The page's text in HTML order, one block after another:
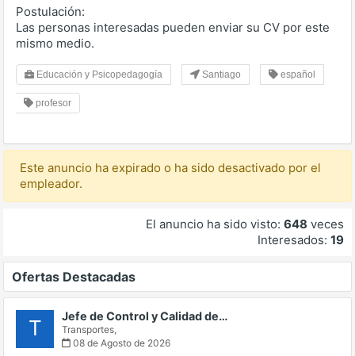
Postulación:
Las personas interesadas pueden enviar su CV por este
mismo medio.
Educación y Psicopedagogía Santiago español
profesor
Este anuncio ha expirado o ha sido desactivado por el
empleador.
El anuncio ha sido visto: 648 veces
Interesados: 19
Ofertas Destacadas
T Jefe de Control y Calidad de…
Transportes,
08 de Agosto de 2026